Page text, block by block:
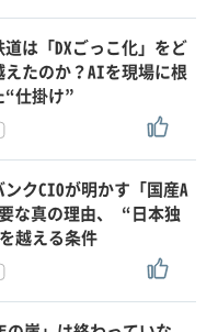
は「DXごっこ化」をど
えたのか？AIを現場に根
“仕掛け”
クCIOが明かす「国産A
な真の理由、 “日本独
越える条件